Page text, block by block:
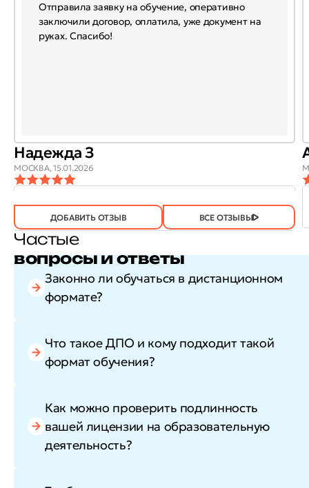
Отправила заявку на обучение, оперативно
заключили договор, оплатила, уже документ на
руках. Спасибо!
Надежда З
МОСКВА,15.01.2026
ОТЗЫВ БЫЛ
ПОЛЕЗЕН?
ДА(746) НЕТ(21)
ДОБАВИТЬ ОТЗЫВ ВСЕ ОТЗЫВЫ
Частые
вопросы и ответы
Законно ли обучаться в дистанционном
формате?
Что такое ДПО и кому подходит такой
формат обучения?
Как можно проверить подлинность
вашей лицензии на образовательную
деятельность?